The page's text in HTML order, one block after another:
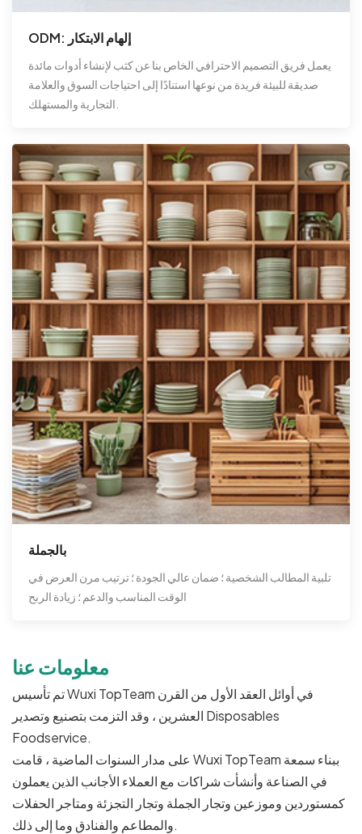
ODM: إلهام الابتكار
يعمل فريق التصميم الاحترافي الخاص بنا عن كثب لإنشاء أدوات مائدة
صديقة للبيئة فريدة من نوعها استنادًا إلى احتياجات السوق والعلامة
بالجملة
تلبية المطالب الشخصية ؛ ضمان عالي الجودة ؛ ترتيب مرن العرض في
الوقت المناسب والدعم ؛ زيادة الربح
معلومات عنا
تم تأسيس Wuxi TopTeam في أوائل العقد الأول من القرن
العشرين ، وقد التزمت بتصنيع وتصدير Disposables
Foodservice.
على مدار السنوات الماضية ، قامت Wuxi TopTeam ببناء سمعة
في الصناعة وأنشأت شراكات مع العملاء الأجانب الذين يعملون
كمستوردين وموزعين وتجار الجملة وتجار التجزئة ومتاجر الحفلات
والمطاعم والفنادق وما إلى ذلك.